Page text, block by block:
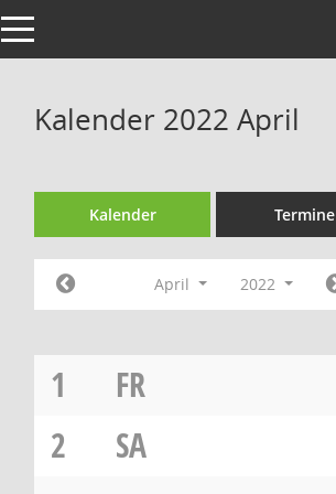
Toggle navigation
Kalender 2022 April
Kalender Termine
April 2022
1
FR
2
SA